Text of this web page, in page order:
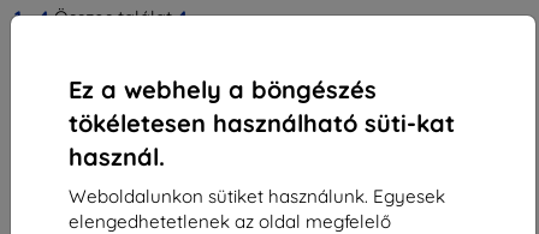
Ez a webhely a böngészés
tökéletesen használható süti-kat
használ.
Weboldalunkon sütiket használunk. Egyesek
elengedhetetlenek az oldal megfelelő
1-4Összes találat4.